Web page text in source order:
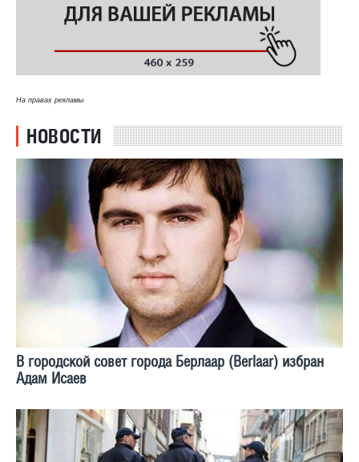
На правах рекламы
НОВОСТИ
В городской совет города Берлаар (Berlaar) избран
Адам Исаев